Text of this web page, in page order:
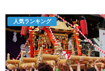
人気ランキング